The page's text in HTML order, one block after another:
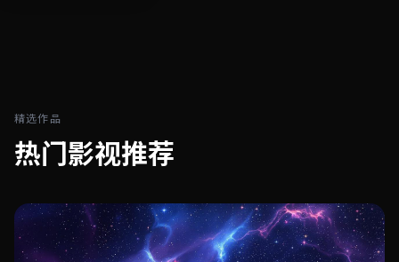
精选作品
热门影视推荐